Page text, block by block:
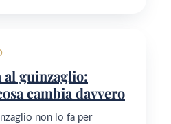
guinzaglio:
cambia davvero
non lo fa per